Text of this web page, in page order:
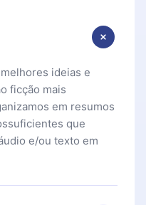
ideias e
ficção mais
em resumos
que
e/ou texto em